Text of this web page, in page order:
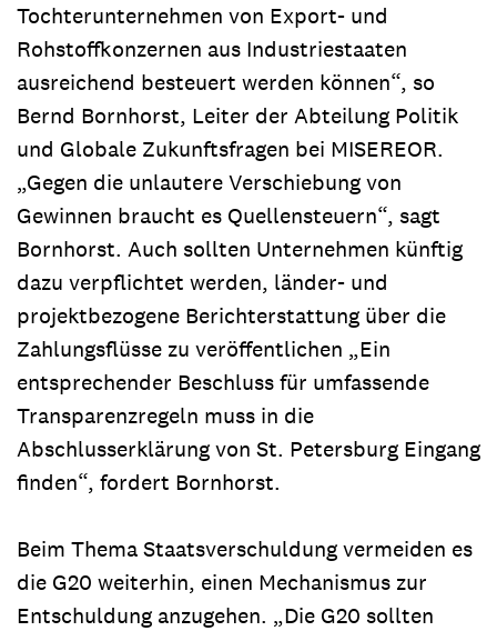
Tochterunternehmen von Export- und
Rohstoffkonzernen aus Industriestaaten
ausreichend besteuert werden können“, so
Bernd Bornhorst, Leiter der Abteilung Politik
und Globale Zukunftsfragen bei MISEREOR.
„Gegen die unlautere Verschiebung von
Gewinnen braucht es Quellensteuern“, sagt
Bornhorst. Auch sollten Unternehmen künftig
dazu verpflichtet werden, länder- und
projektbezogene Berichterstattung über die
Zahlungsflüsse zu veröffentlichen „Ein
entsprechender Beschluss für umfassende
Transparenzregeln muss in die
Abschlusserklärung von St. Petersburg Eingang
finden“, fordert Bornhorst.
Beim Thema Staatsverschuldung vermeiden es
die G20 weiterhin, einen Mechanismus zur
Entschuldung anzugehen. „Die G20 sollten